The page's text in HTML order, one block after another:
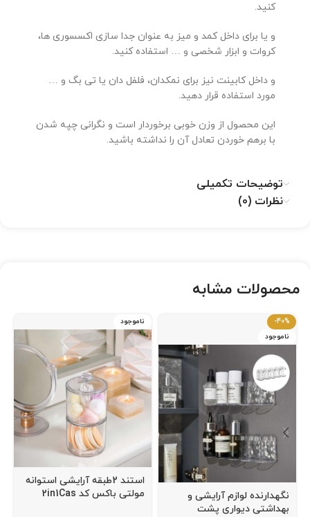
کنید.
و یا برای داخل کمد و میز به عنوان جدا سازی اکسسوری ها،
کروات و ابزار شخصی و … استفاده کنید.
و داخل کابینت نیز برای نمکدان، فلفل دان یا تی بگ و …
مورد استفاده قرار دهید.
این محصول از وزن خوبی برخوردار است و نگرانی چپه شدن
با برهم خوردن تعادل آن را نداشته باشید.
توضیحات تکمیلی
نظرات (0)
محصولات مشابه
-40%
ناموجود
نگهدارنده لوازم آرایشی و
بهداشتی دیواری پشت
ناموجود
استند 2طبقه آرایشی استوانه
مولتی باکس کد 2in1Cas